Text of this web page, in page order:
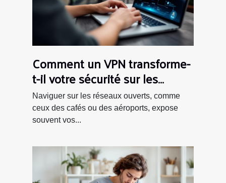
Comment un VPN transforme-
t-il votre sécurité sur les
réseaux ouverts ?
Naviguer sur les réseaux ouverts, comme
ceux des cafés ou des aéroports, expose
souvent vos...